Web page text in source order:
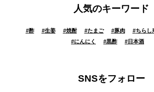
人気のキーワード
#酢 #生姜 #焼酎 #たまご #豚肉 #ちらし
#にんにく #黒酢 #日本酒
SNSをフォロー